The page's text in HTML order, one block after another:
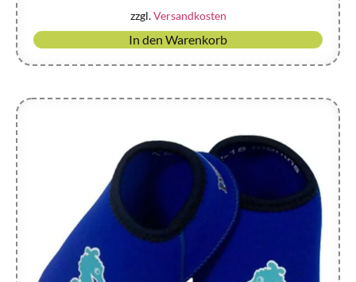
zzgl.Versandkosten
In den Warenkorb